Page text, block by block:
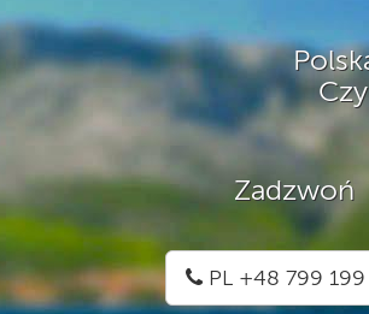
Zadzwoń
PL +48 799 199